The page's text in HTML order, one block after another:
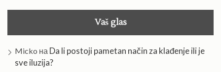
Vaš glas
Micko на Da li postoji pametan način za klađenje ili je
sve iluzija?